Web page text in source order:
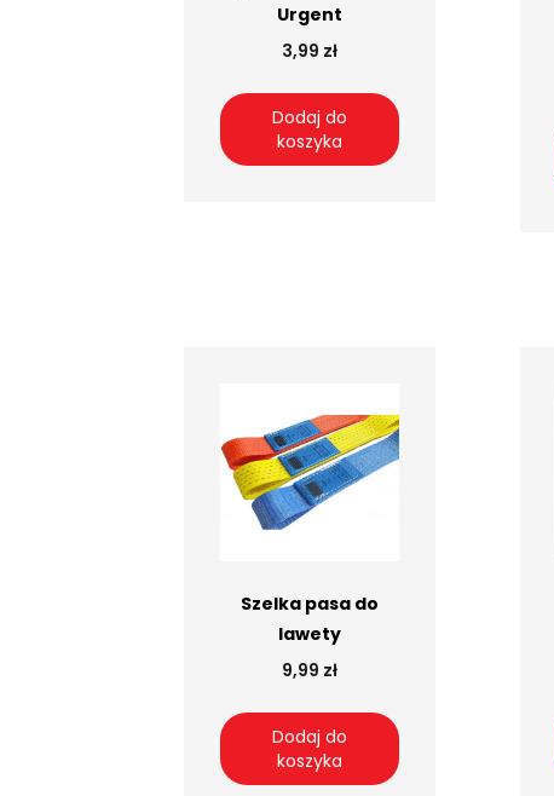
Urgent
3,99 zł
Dodaj do
koszyka
Szelka pasa do
lawety
9,99 zł
Dodaj do
koszyka